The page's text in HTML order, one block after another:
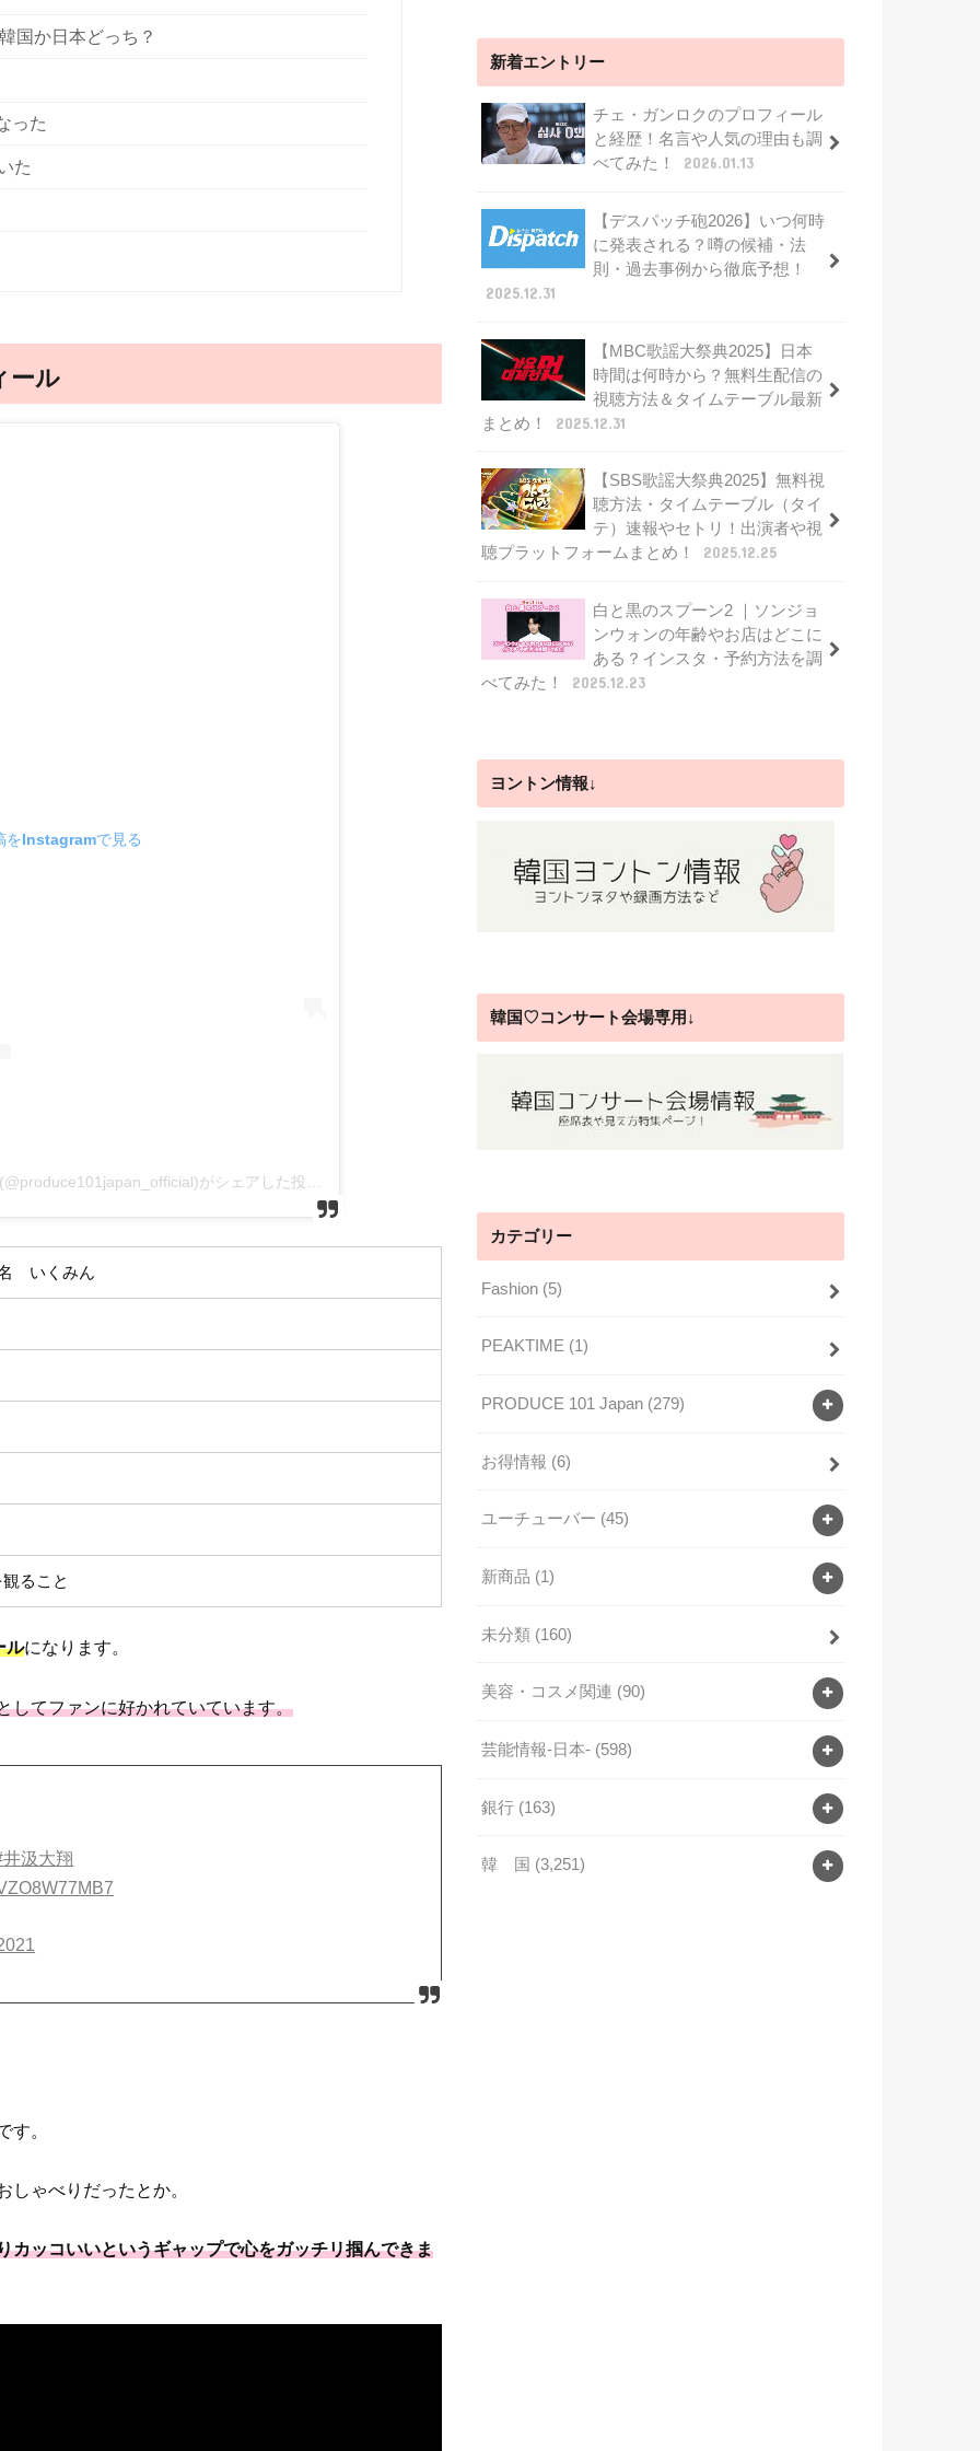
国か日本どっち？
った
た
ール
をInstagramで見る
PRODUCE 101 JAPAN SEASON2(@produce101japan_official)がシェアした投稿
いくみん
ること
ルになります。
してファンに好かれていています。
井汲大翔
す。
ゃべりだったとか。
カッコいいというギャップで心をガッチリ掴んできま
新着エントリー
チェ・ガンロクのプロフィール
と経歴！名言や人気の理由も調
べてみた！
2026.01.13
【デスパッチ砲2026】いつ何時
に発表される？噂の候補・法
則・過去事例から徹底予想！
2025.12.31
【MBC歌謡大祭典2025】日本
時間は何時から？無料生配信の
視聴方法＆タイムテーブル最新
まとめ！
2025.12.31
【SBS歌謡大祭典2025】無料視
聴方法・タイムテーブル（タイ
テ）速報やセトリ！出演者や視
聴プラットフォームまとめ！
2025.12.25
白と黒のスプーン2 ｜ソンジョ
ンウォンの年齢やお店はどこに
ある？インスタ・予約方法を調
べてみた！
2025.12.23
ヨントン情報↓
韓国♡コンサート会場専用↓
カテゴリー
Fashion (5)
PEAKTIME (1)
PRODUCE 101 Japan (279)
お得情報 (6)
ユーチューバー (45)
新商品 (1)
未分類 (160)
美容・コスメ関連 (90)
芸能情報-日本- (598)
銀行 (163)
韓 国 (3,251)